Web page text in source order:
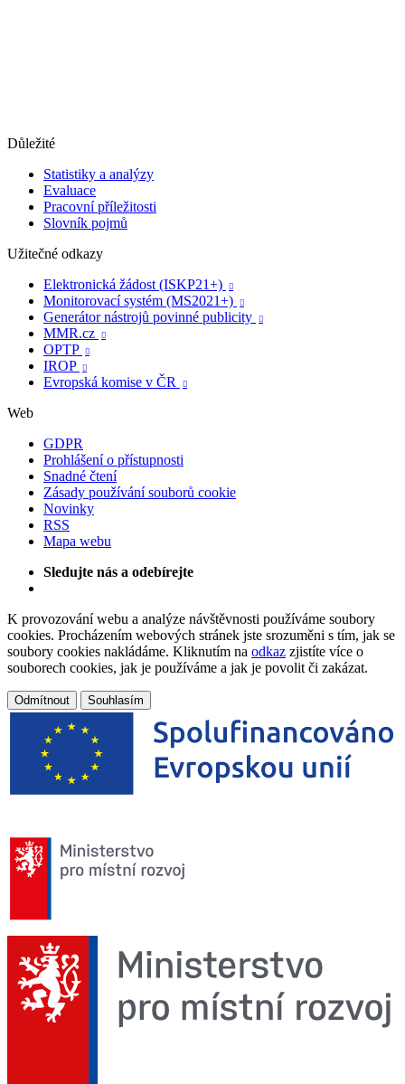
Důležité
Statistiky a analýzy
Evaluace
Pracovní příležitosti
Slovník pojmů
Užitečné odkazy
Elektronická žádost (ISKP21+)

Monitorovací systém (MS2021+) 
Generátor nástrojů povinné publicity 
MMR.cz 
OPTP 
IROP 
Evropská komise v ČR 
Web
GDPR
Prohlášení o přístupnosti
Snadné čtení
Zásady používání souborů cookie
Novinky
RSS
Mapa webu
Sledujte nás a odebírejte
K provozování webu a analýze návštěvnosti používáme soubory
cookies. Procházením webových stránek jste srozuměni s tím, jak se
soubory cookies nakládáme. Kliknutím na odkaz zjistíte více o
souborech cookies, jak je používáme a jak je povolit či zakázat.
Odmítnout Souhlasím